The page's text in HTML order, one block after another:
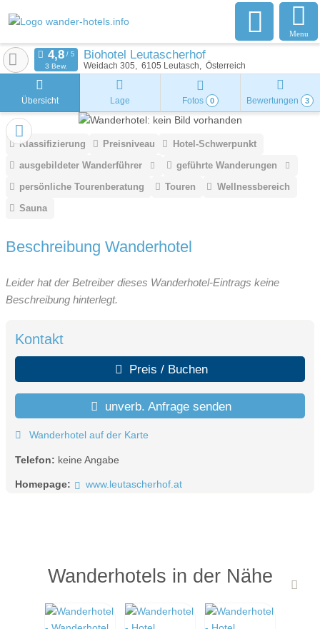
Menu
Biohotel Leutascherhof
Weidach 305 6105 Leutasch Österreich
3 Bew.
Übersicht Lage Fotos 0 Bewertungen 3
Klassifizierung Preisniveau
Hotel-Schwerpunkt
ausgebildeter Wanderführer
geführte Wanderungen
persönliche Tourenberatung
Touren
Wellnessbereich
Sauna
Beschreibung Wanderhotel
Leider hat der Betreiber dieses Wanderhotel-Eintrags keine
Beschreibung hinterlegt.
Kontakt
Preis / Buchen
unverb. Anfrage senden
Wanderhotel auf der Karte
Telefon: keine Angabe
Homepage: www.leutascherhof.at
Wanderhotels in der Nähe